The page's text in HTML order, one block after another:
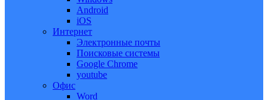
Android
iOS
Интернет
Электронные почты
Поисковые системы
Google Chrome
youtube
Офис
Word